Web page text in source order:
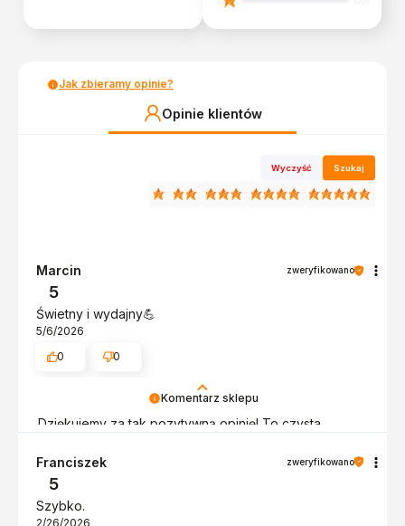
Jak zbieramy opinie?
Opinie klientów
Wyczyść Szukaj
Komentarz sklepu
Dziękujemy za tak pozytywną opinię! To czysta
czas i wysiłek włożony w podzielenie się z nami
Twoimi doświadczeniami. Do zobaczenia!
Marcin zweryfikowano
5
Świetny i wydajny💪
5/6/2026
0
0
Franciszek zweryfikowano
5
Szybko.
2/26/2026